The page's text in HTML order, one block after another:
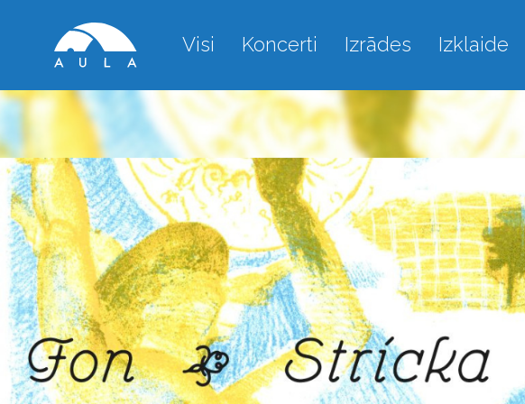
Visi Koncerti Izrādes Izklaide